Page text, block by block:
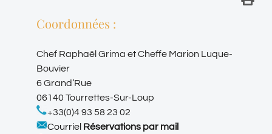
Coordonnées :
Chef Raphaël Grima et Cheffe Marion Luque-
Bouvier
6 Grand’Rue
06140 Tourrettes-Sur-Loup
+33(0)4 93 58 23 02
Courriel Réservations par mail